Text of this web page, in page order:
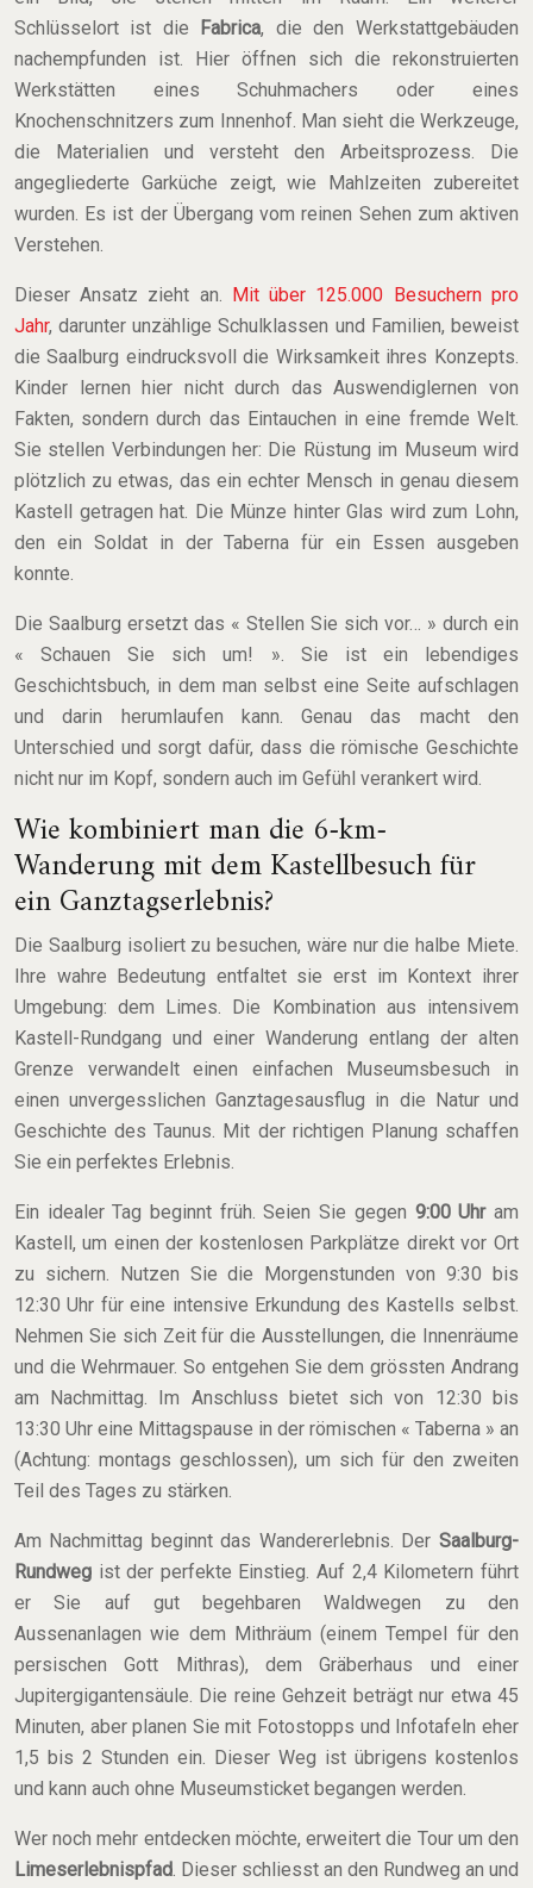
Schlüsselort ist die
Fabrica, die den Werkstattgebäuden
nachempfunden ist. Hier öffnen sich die rekonstruierten
Werkstätten eines Schuhmachers oder eines
Knochenschnitzers zum Innenhof. Man sieht die Werkzeuge,
die Materialien und versteht den Arbeitsprozess. Die
angegliederte Garküche zeigt, wie Mahlzeiten zubereitet
wurden. Es ist der Übergang vom reinen Sehen zum aktiven
Verstehen.
Dieser Ansatz zieht an.
Mit über 125.000 Besuchern pro
Jahr, darunter unzählige Schulklassen und Familien, beweist
die Saalburg eindrucksvoll die Wirksamkeit ihres Konzepts.
Kinder lernen hier nicht durch das Auswendiglernen von
Fakten, sondern durch das Eintauchen in eine fremde Welt.
Sie stellen Verbindungen her: Die Rüstung im Museum wird
plötzlich zu etwas, das ein echter Mensch in genau diesem
Kastell getragen hat. Die Münze hinter Glas wird zum Lohn,
den ein Soldat in der Taberna für ein Essen ausgeben
konnte.
Die Saalburg ersetzt das « Stellen Sie sich vor… » durch ein
« Schauen Sie sich um! ». Sie ist ein lebendiges
Geschichtsbuch, in dem man selbst eine Seite aufschlagen
und darin herumlaufen kann. Genau das macht den
Unterschied und sorgt dafür, dass die römische Geschichte
nicht nur im Kopf, sondern auch im Gefühl verankert wird.
Wie kombiniert man die 6-km-
Wanderung mit dem Kastellbesuch für
ein Ganztagserlebnis?
Die Saalburg isoliert zu besuchen, wäre nur die halbe Miete.
Ihre wahre Bedeutung entfaltet sie erst im Kontext ihrer
Umgebung: dem Limes. Die Kombination aus intensivem
Kastell-Rundgang und einer Wanderung entlang der alten
Grenze verwandelt einen einfachen Museumsbesuch in
einen unvergesslichen Ganztagesausflug in die Natur und
Geschichte des Taunus. Mit der richtigen Planung schaffen
Sie ein perfektes Erlebnis.
Ein idealer Tag beginnt früh. Seien Sie gegen 9:00 Uhram
Kastell, um einen der kostenlosen Parkplätze direkt vor Ort
zu sichern. Nutzen Sie die Morgenstunden von 9:30 bis
12:30 Uhr für eine intensive Erkundung des Kastells selbst.
Nehmen Sie sich Zeit für die Ausstellungen, die Innenräume
und die Wehrmauer. So entgehen Sie dem grössten Andrang
am Nachmittag. Im Anschluss bietet sich von 12:30 bis
13:30 Uhr eine Mittagspause in der römischen « Taberna » an
(Achtung: montags geschlossen), um sich für den zweiten
Teil des Tages zu stärken.
Am Nachmittag beginnt das Wandererlebnis. Der Saalburg-
Rundweg ist der perfekte Einstieg. Auf 2,4 Kilometern führt
er Sie auf gut begehbaren Waldwegen zu den
Aussenanlagen wie dem Mithräum (einem Tempel für den
persischen Gott Mithras), dem Gräberhaus und einer
Jupitergigantensäule. Die reine Gehzeit beträgt nur etwa 45
Minuten, aber planen Sie mit Fotostopps und Infotafeln eher
1,5 bis 2 Stunden ein. Dieser Weg ist übrigens kostenlos
und kann auch ohne Museumsticket begangen werden.
Wer noch mehr entdecken möchte, erweitert die Tour um den
Limeserlebnispfad. Dieser schliesst an den Rundweg an und